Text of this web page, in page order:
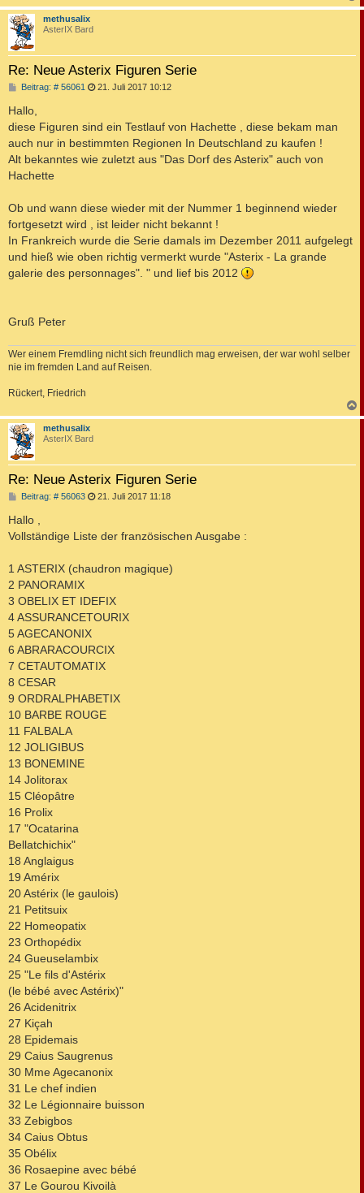
a
methusalix
AsterIX Bard
Re: Neue Asterix Figuren Serie
Beitrag: # 56061 B
r
a
g
21. Juli 2017 10:12
Hallo,
diese Figuren sind ein Testlauf von Hachette , diese bekam man
auch nur in bestimmten Regionen In Deutschland zu kaufen !
Alt bekanntes wie zuletzt aus "Das Dorf des Asterix" auch von
Hachette
Ob und wann diese wieder mit der Nummer 1 beginnend wieder
fortgesetzt wird , ist leider nicht bekannt !
In Frankreich wurde die Serie damals im Dezember 2011 aufgelegt
und hieß wie oben richtig vermerkt wurde "Asterix - La grande
galerie des personnages". " und lief bis 2012
Gruß Peter
Wer einem Fremdling nicht sich freundlich mag erweisen, der war wohl selber
nie im fremden Land auf Reisen.
Rückert, Friedrich
a
methusalix
AsterIX Bard
Re: Neue Asterix Figuren Serie
Beitrag: # 56063B
r
21. Juli 2017 11:18
Hallo ,
Vollständige Liste der französischen Ausgabe :
1 ASTERIX (chaudron magique)
2 PANORAMIX
3 OBELIX ET IDEFIX
4 ASSURANCETOURIX
5 AGECANONIX
6 ABRARACOURCIX
7 CETAUTOMATIX
8 CESAR
9 ORDRALPHABETIX
10 BARBE ROUGE
11 FALBALA
12 JOLIGIBUS
13 BONEMINE
14 Jolitorax
15 Cléopâtre
16 Prolix
17 "Ocatarina
Bellatchichix"
18 Anglaigus
19 Amérix
20 Astérix (le gaulois)
21 Petitsuix
22 Homeopatix
23 Orthopédix
24 Gueuselambix
25 "Le fils d'Astérix
(le bébé avec Astérix)"
26 Acidenitrix
27 Kiçah
28 Epidemais
29 Caius Saugrenus
30 Mme Agecanonix
31 Le chef indien
32 Le Légionnaire buisson
33 Zebigbos
34 Caius Obtus
35 Obélix
36 Rosaepine avec bébé
37 Le Gourou Kivoilà